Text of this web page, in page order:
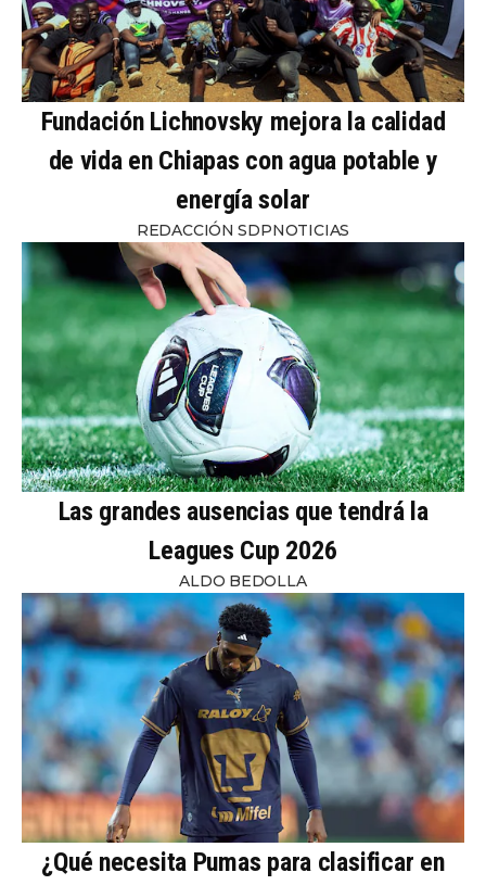
Fundación Lichnovsky mejora la calidad
de vida en Chiapas con agua potable y
energía solar
REDACCIÓN SDPNOTICIAS
Las grandes ausencias que tendrá la
Leagues Cup 2026
ALDO BEDOLLA
¿Qué necesita Pumas para clasificar en